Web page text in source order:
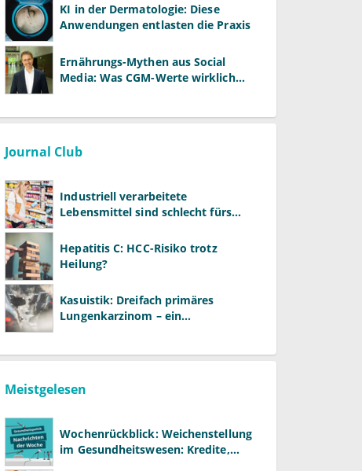
KI in der Dermatologie: Diese
Anwendungen entlasten die Praxis
Ernährungs-Mythen aus Social
Media: Was CGM-Werte wirklich
Journal Club
Industriell verarbeitete
Lebensmittel sind schlecht fürs
Hepatitis C: HCC-Risiko trotz
Heilung?
Kasuistik: Dreifach primäres
Lungenkarzinom – ein
Meistgelesen
Wochenrückblick: Weichenstellung
im Gesundheitswesen: Kredite,